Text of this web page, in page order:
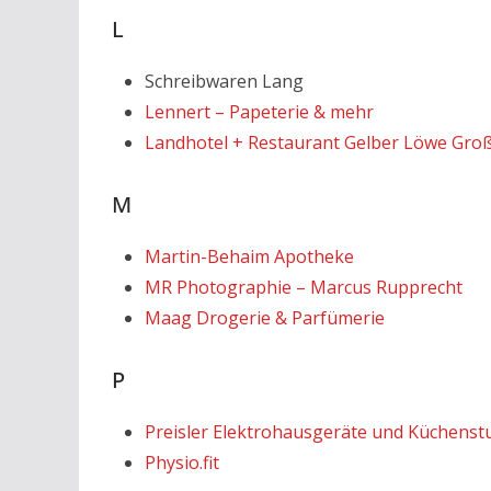
L
Schreibwaren Lang
Lennert – Papeterie & mehr
Landhotel + Restaurant Gelber Löwe
M
Martin-Behaim Apotheke
MR Photographie – Marcus Rupprecht
Maag Drogerie & Parfümerie
P
Preisler Elektrohausgeräte und
Physio.fit